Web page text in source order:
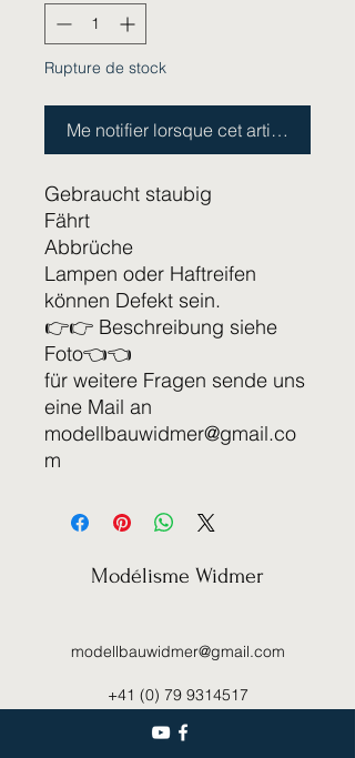
Rupture de stock
Me notifier lorsque cet article est
Gebraucht staubig
Fährt
Abbrüche
Lampen oder Haftreifen
können Defekt sein.
👉👉 Beschreibung siehe
Foto👈👈
für weitere Fragen sende uns
eine Mail an
modellbauwidmer@gmail.co
m
Modélisme Widmer
modellbauwidmer@gmail.com
+41 (0) 79 9314517